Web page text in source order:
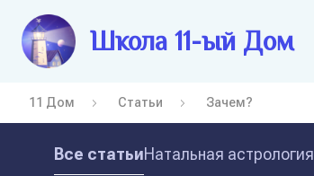
Школа 11-ый Дом
11 Дом Статьи Зачем?
Все статьиНатальная астрология